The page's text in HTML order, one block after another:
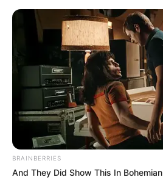
Urlaub, Ferien und
Urlaubsorte Dresden
BRAINBERRIES
And They Did Show This In